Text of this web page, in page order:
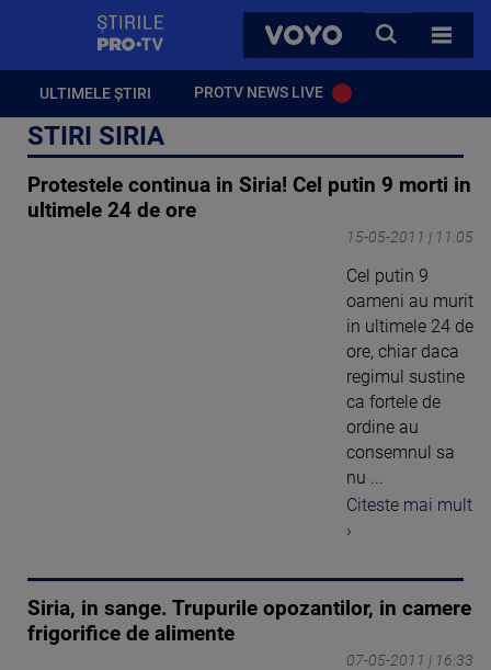
VOYO
CAUTA
TOATE
ULTIMELE ȘTIRI PROTV NEWS LIVE
STIRI SIRIA
Protestele continua in Siria! Cel putin 9 morti in
ultimele 24 de ore
15-05-2011 | 11:05
Cel putin 9
oameni au murit
in ultimele 24 de
ore, chiar daca
regimul sustine
ca fortele de
ordine au
consemnul sa
nu ...
Citeste mai mult
›
Siria, in sange. Trupurile opozantilor, in camere
frigorifice de alimente
07-05-2011 | 16:33